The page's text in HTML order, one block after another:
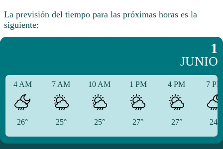
La previsión del tiempo para las próximas horas es la
siguiente:
1
JUNIO
4 AM
26°
7 AM
25°
10 AM
25°
1 PM
27°
4 PM
27°
7
24°